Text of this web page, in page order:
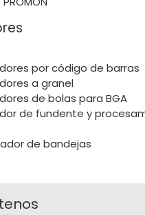
por código de barras
a granel
de bolas para BGA
de fundente y
de bandejas